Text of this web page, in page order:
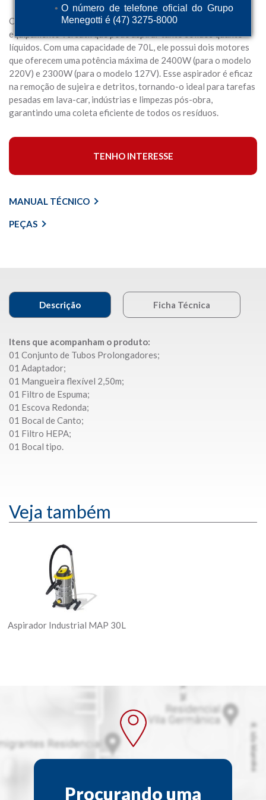
O número de telefone oficial do Grupo
Menegotti é (47) 3275-8000
O Aspirador Industrial Profissional MAP 70L é um
equipamento versátil que pode aspirar tanto sólidos quanto
líquidos. Com uma capacidade de 70L, ele possui dois motores
que oferecem uma potência máxima de 2400W (para o modelo
220V) e 2300W (para o modelo 127V). Esse aspirador é eficaz
na remoção de sujeira e detritos, tornando-o ideal para tarefas
pesadas em lava-car, indústrias e limpezas pós-obra,
garantindo uma coleta eficiente de todos os resíduos.
TENHO INTERESSE
MANUAL TÉCNICO
PEÇAS
Descrição Ficha Técnica
Itens que acompanham o produto:
01 Conjunto de Tubos Prolongadores;
01 Adaptador;
01 Mangueira flexível 2,50m;
01 Filtro de Espuma;
01 Escova Redonda;
01 Bocal de Canto;
01 Filtro HEPA;
01 Bocal tipo.
Veja também
Aspirador Industrial MAP 30L
Procurando uma